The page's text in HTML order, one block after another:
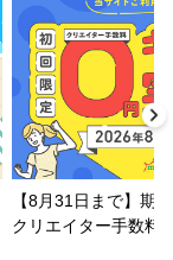
【8月31日まで】期
クリエイター手数料